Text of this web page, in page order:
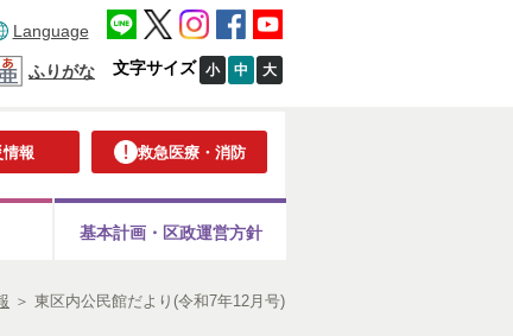
Language
ふりがな 文字サイズ 小 中 大
情報 救急医療・消防
基本計画・ 区政運営方針
＞ 東区内公民館だより(令和7年12月号)